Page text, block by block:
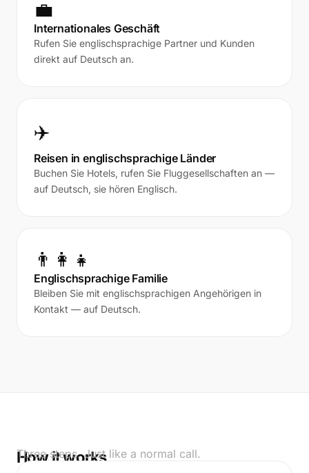
💼
Internationales Geschäft
Rufen Sie englischsprachige Partner und Kunden
direkt auf Deutsch an.
✈️
Reisen in englischsprachige Länder
Buchen Sie Hotels, rufen Sie Fluggesellschaften an —
auf Deutsch, sie hören Englisch.
👨‍👩‍👧
Englischsprachige Familie
Bleiben Sie mit englischsprachigen Angehörigen in
Kontakt — auf Deutsch.
How it works
Three steps. Just like a normal call.